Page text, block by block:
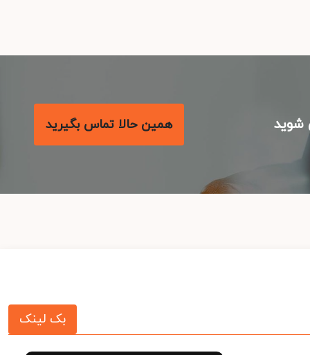
همین حالا تماس بگیرید
بک لینک